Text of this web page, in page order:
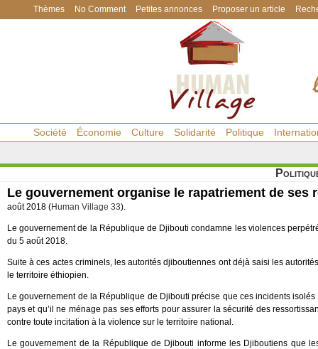
Thèmes No Comment Petites annonces Proposer un article
Société Économie Culture Solidarité Politique
Le gouvernement organise le rapatriement de ses
août 2018 (Human Village 33).
Le gouvernement de la République de Djibouti condamne les violences
du 5 août 2018.
Suite à ces actes criminels, les autorités djiboutiennes ont déjà saisi les
le territoire éthiopien.
Le gouvernement de la République de Djibouti précise que ces incidents
pays et qu’il ne ménage pas ses efforts pour assurer la sécurité des
contre toute incitation à la violence sur le territoire national.
Le gouvernement de la République de Djibouti informe les Djiboutiens que